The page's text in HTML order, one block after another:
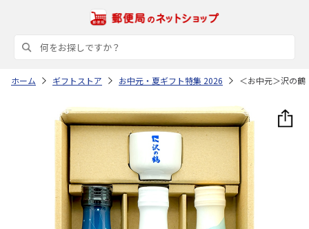
ホーム ギフトストア お中元・夏ギフト特集 2026 ＜お中元＞沢の